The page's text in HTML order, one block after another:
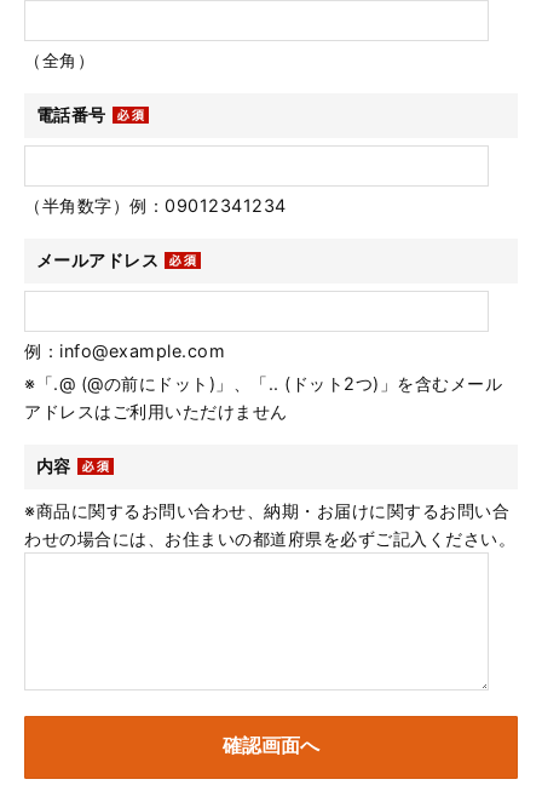
（全角）
電話番号
（半角数字）例：09012341234
メールアドレス
例：info@example.com
※「.@ (@の前にドット)」、「.. (ドット2つ)」を含むメール
アドレスはご利用いただけません
内容
※商品に関するお問い合わせ、納期・お届けに関するお問い合
わせの場合には、お住まいの都道府県を必ずご記入ください。